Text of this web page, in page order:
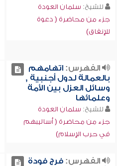
للشيخ: سلمان العودة
جزء من محاضرة ( دعوة
للإنفاق)
الفهرس:اتهامهم
بالعمالة لدول أجنبية ,
وسائل العزل بين الأمة
وعلمائها
للشيخ: سلمان العودة
جزء من محاضرة ( أساليبهم
في حرب الإسلام)
الفهرس:فرج فودة